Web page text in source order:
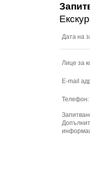
Дата на
Лице за
E-mail
Телефон: